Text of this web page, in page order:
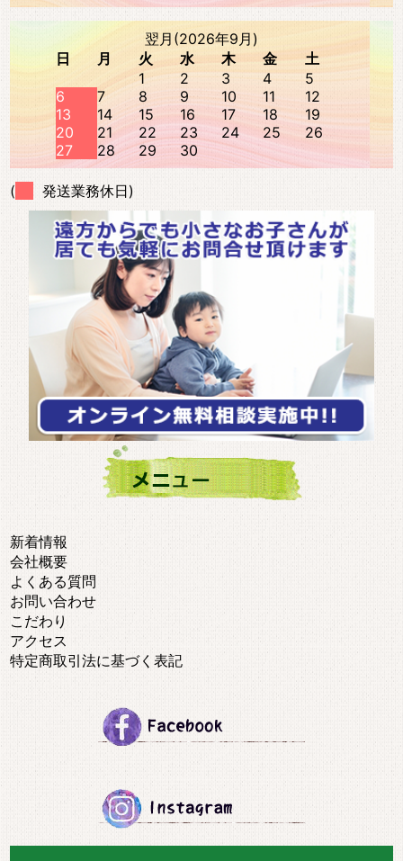
翌月(2026年9月)
日
月 火 水 木 金
土
1
2 3 4
5
6
7 8 9 10 11
12
13
14 15 16 17 18
19
20
21 22 23 24 25
26
27
28 29 30
( 発送業務休日)
新着情報
会社概要
よくある質問
お問い合わせ
こだわり
アクセス
特定商取引法に基づく表記